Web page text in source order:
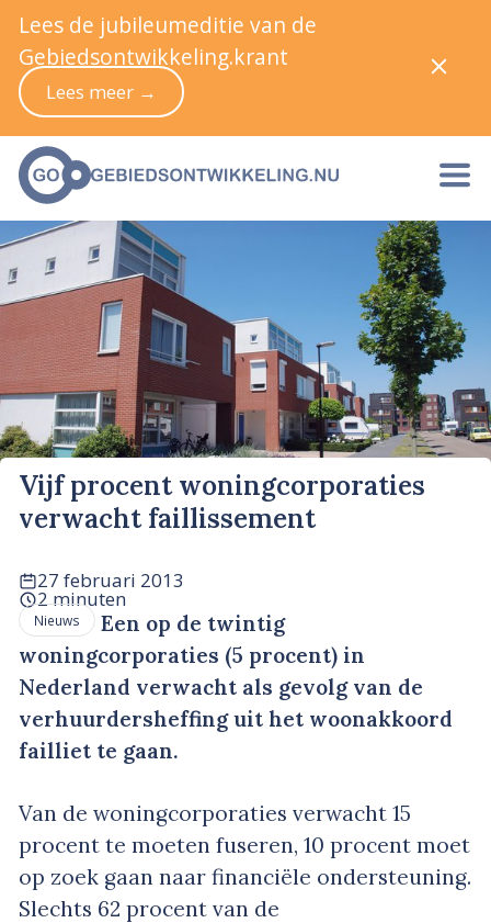
Vijf procent woningcorporaties
verwacht faillissement
27 februari 2013
2 minuten
Nieuws
Een op de twintig
woningcorporaties (5 procent) in
Nederland verwacht als gevolg van de
verhuurdersheffing uit het woonakkoord
failliet te gaan.
Van de woningcorporaties verwacht 15
procent te moeten fuseren, 10 procent moet
op zoek gaan naar financiële ondersteuning.
Slechts 62 procent van de
Lees de jubileumeditie van de
Gebiedsontwikkeling.krant
Lees meer →